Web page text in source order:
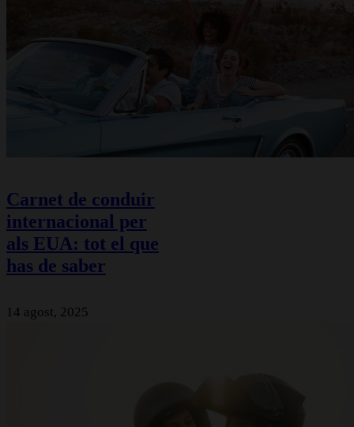
Carnet de conduir
internacional per
als EUA: tot el que
has de saber
14 agost, 2025